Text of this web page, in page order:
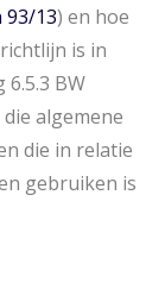
93/13) en hoe
is in
BW
algemene
die in relatie
gebruiken is